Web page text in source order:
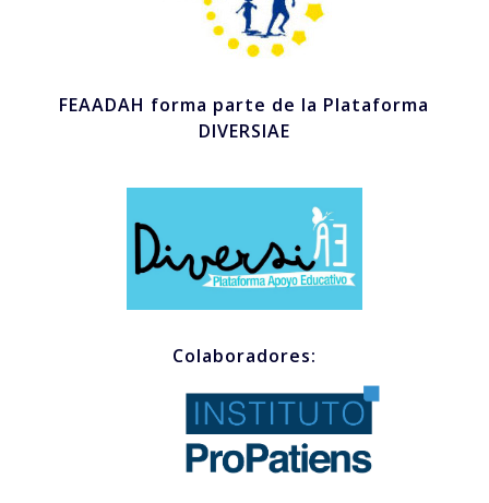
FEAADAH forma parte de la Plataforma
DIVERSIAE
Colaboradores: